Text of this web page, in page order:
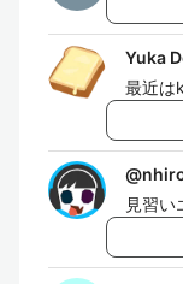
Yuka
最近は
@
見習い